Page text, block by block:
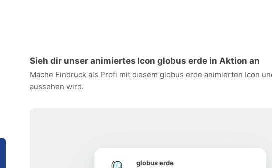
Sieh dir unser animiertes Icon globus erde in Aktion an
Mache Eindruck als Profi mit diesem globus erde animierten Icon
aussehen wird.
globus erde